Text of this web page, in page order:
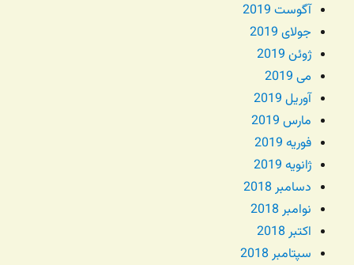
آگوست 2019
جولای 2019
ژوئن 2019
می 2019
آوریل 2019
مارس 2019
فوریه 2019
ژانویه 2019
دسامبر 2018
نوامبر 2018
اکتبر 2018
سپتامبر 2018